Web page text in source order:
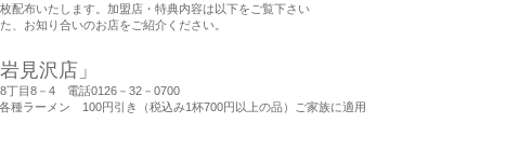
配布いたします。加盟店・特典内容は以下をご覧下さい
、お知り合いのお店をご紹介ください。
沢店」
8－4 電話0126－32－0700
ーメン 100円引き（税込み1杯700円以上の品）ご家族に適用